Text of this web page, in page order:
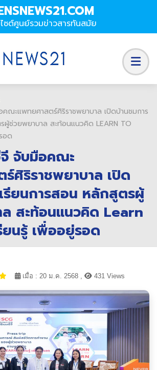
ไซต์ศูนย์รวมข่าวสารทันสมัย
ณะแพทยศาสตร์ศิริราชพยาบาล เปิดบ้านชมการ
ผู้ช่วยพยาบาล สะท้อนแนวคิด LEARN TO
อด
จับมือคณะ
ศิริราชพยาบาล เปิด
รียนการสอน หลักสูตรผู้
สะท้อนแนวคิด Learn
นรู้ เพื่ออยู่รอด
เมื่อ : 20 ม.ค. 2568 , 431 Views